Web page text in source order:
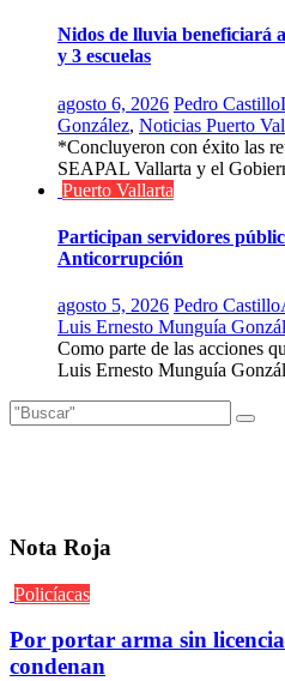
Nidos de lluvia beneficiará
y 3 escuelas
agosto 6, 2026 Pedro Castillo
González, Noticias Puerto
*Concluyeron con éxito las
SEAPAL Vallarta y el
Puerto Vallarta
Participan servidores
Anticorrupción
agosto 5, 2026 Pedro Castillo
Luis Ernesto Munguía
Como parte de las acciones
Luis Ernesto Munguía
Nota Roja
Policíacas
Por portar arma sin
condenan